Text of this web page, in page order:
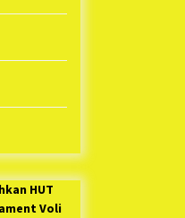
HUT
Voli